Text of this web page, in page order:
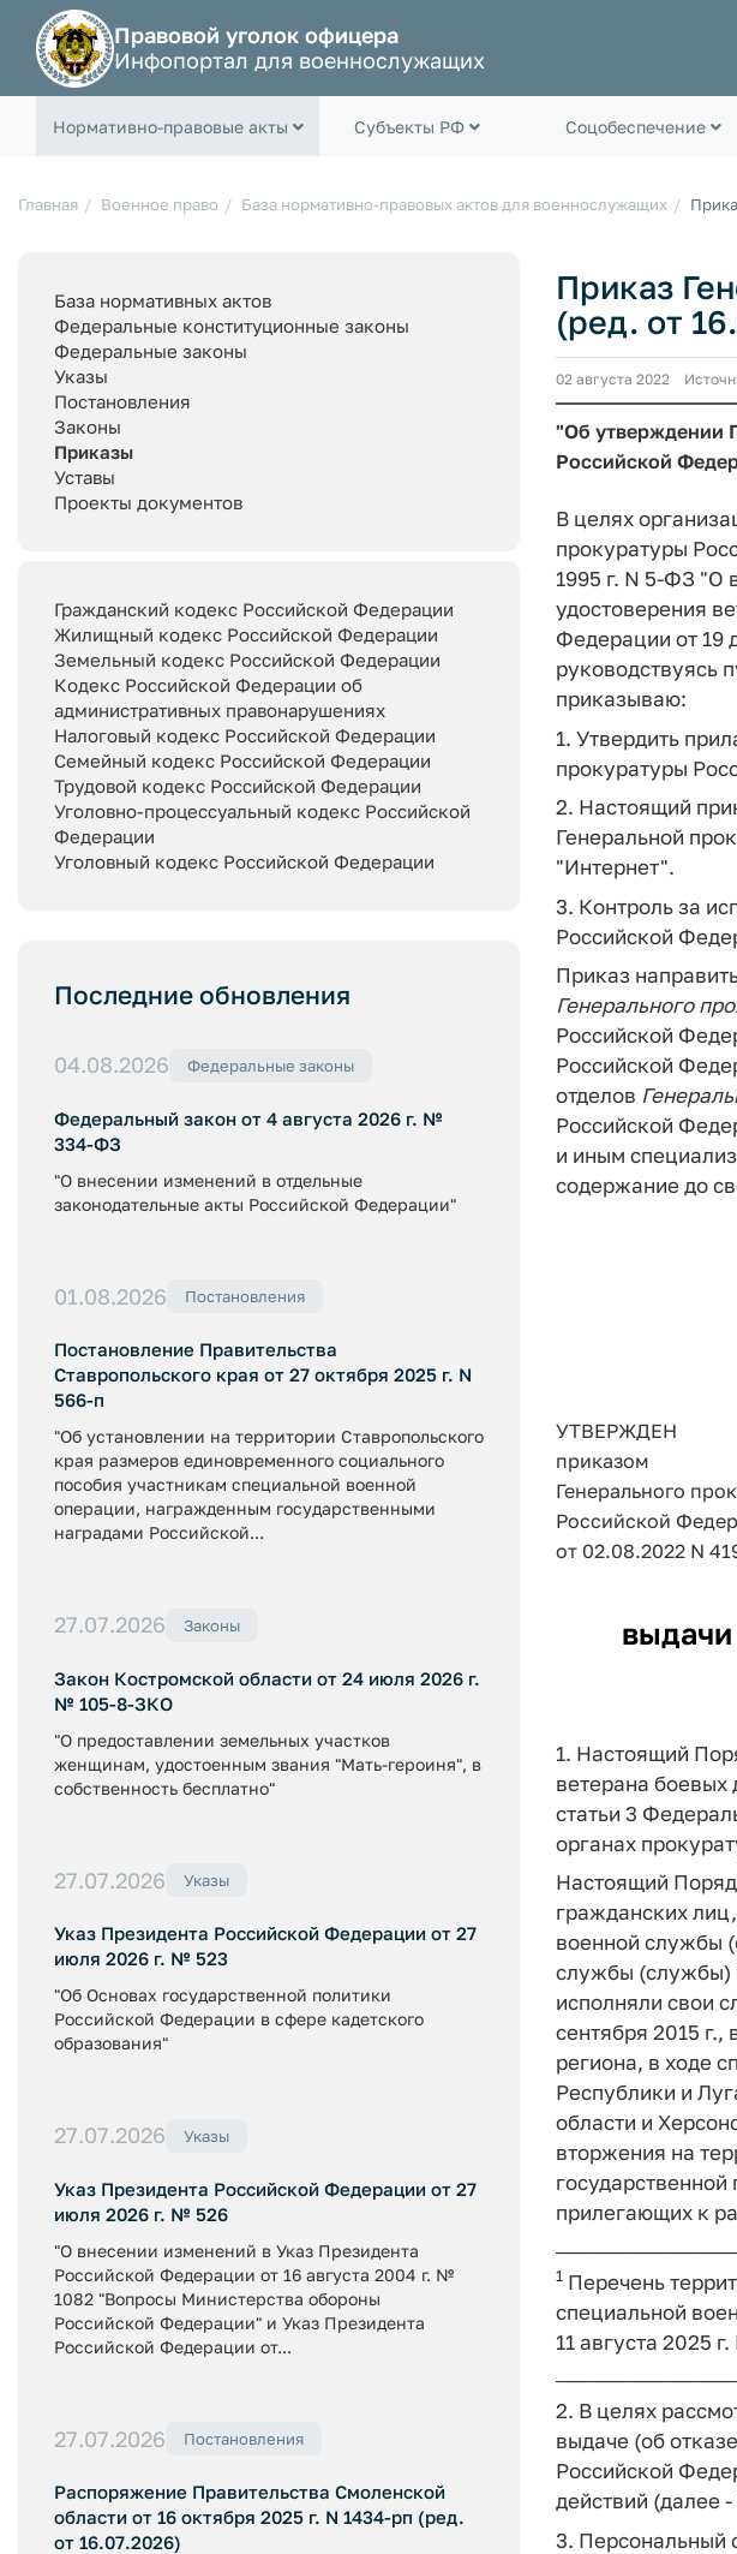
Правовой уголок офицера
Инфопортал для военнослужащих
Нормативно-правовые акты Субъекты РФ Соцобеспечение
Главная Военное право База нормативно-правовых актов для военнослужащих
База нормативных актов
Федеральные конституционные законы
Федеральные законы
Указы
Постановления
Законы
Приказы
Уставы
Проекты документов
Гражданский кодекс Российской Федерации
Жилищный кодекс Российской Федерации
Земельный кодекс Российской Федерации
Кодекс Российской Федерации об
административных правонарушениях
Налоговый кодекс Российской Федерации
Семейный кодекс Российской Федерации
Трудовой кодекс Российской Федерации
Уголовно-процессуальный кодекс Российской
Федерации
Уголовный кодекс Российской Федерации
Последние обновления
04.08.2026 Федеральные законы
Федеральный закон от 4 августа 2026 г. №
334-ФЗ
"О внесении изменений в отдельные
законодательные акты Российской Федерации"
01.08.2026 Постановления
Постановление Правительства
Ставропольского края от 27 октября 2025 г. N
566-п
"Об установлении на территории Ставропольского
края размеров единовременного социального
пособия участникам специальной военной
операции, награжденным государственными
наградами Российской...
27.07.2026 Законы
Закон Костромской области от 24 июля 2026 г.
№ 105-8-ЗКО
"О предоставлении земельных участков
женщинам, удостоенным звания "Мать-героиня", в
собственность бесплатно"
27.07.2026 Указы
Указ Президента Российской Федерации от 27
июля 2026 г. № 523
"Об Основах государственной политики
Российской Федерации в сфере кадетского
образования"
27.07.2026 Указы
Указ Президента Российской Федерации от 27
июля 2026 г. № 526
"О внесении изменений в Указ Президента
Российской Федерации от 16 августа 2004 г. №
1082 "Вопросы Министерства обороны
Российской Федерации" и Указ Президента
Российской Федерации от...
27.07.2026 Постановления
Распоряжение Правительства Смоленской
области от 16 октября 2025 г. N 1434-рп (ред.
от 16.07.2026)
Приказ
(ред. от
02 августа 2022
"Об утверждении
Российской
В целях
прокуратуры
1995 г. N 5-ФЗ "О
удостоверения
Федерации от 19
руководствуясь
приказываю:
1. Утвердить
прокуратуры
2. Настоящий
Генеральной
"Интернет".
3. Контроль за
Российской
Приказ
Генерального
Российской
Российской
отделов
Российской
и иным
содержание до
УТВЕРЖДЕН
приказом
Генерального
Российской
от 02.08.2022 N
выдачи
1. Настоящий
ветерана боевых
статьи 3
органах
Настоящий
гражданских
военной службы
службы (службы)
исполняли свои
сентября 2015
региона, в ходе
Республики и
области и
вторжения на
прилегающих к
1 Перечень
специальной
11 августа 2025
2. В целях
выдаче (об
Российской
действий (далее
3. Персональный